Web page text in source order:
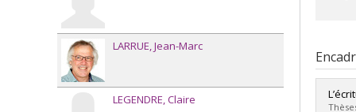
LARRUE Jean-Marc
LEGENDRE Claire